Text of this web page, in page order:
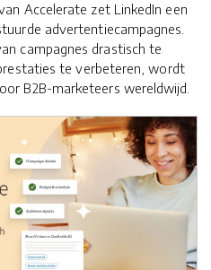
Accelerate zet LinkedIn een
advertentiecampagnes.
campagnes drastisch te
te verbeteren, wordt
B2B-marketeers wereldwijd.